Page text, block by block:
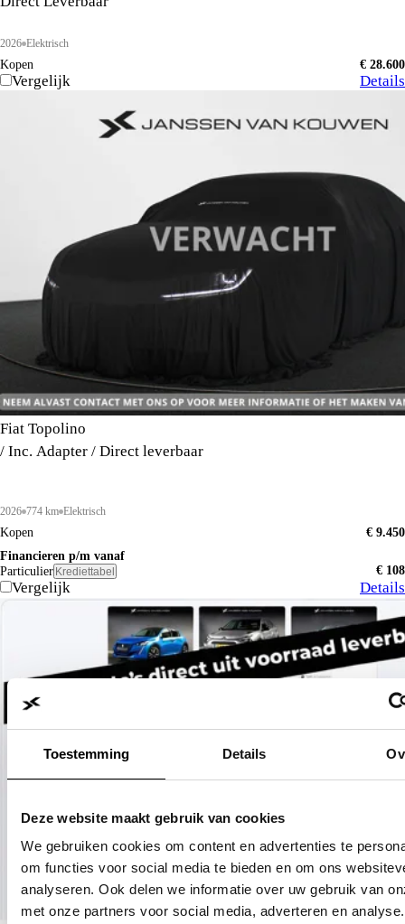
Toestemming Details
Deze website maakt gebruik van cookies
We gebruiken cookies om content en advertenties te
om functies voor social media te bieden en om ons
analyseren. Ook delen we informatie over uw gebruik van
met onze partners voor social media, adverteren en
2026 Elektrisch
Kopen € 28.600
Vergelijk Details
Fiat Topolino
/ Inc. Adapter / Direct leverbaar
2026 774 km Elektrisch
Kopen
€ 9.450
Financieren p/m vanaf
Particulier Krediettabel € 108
Vergelijk Details